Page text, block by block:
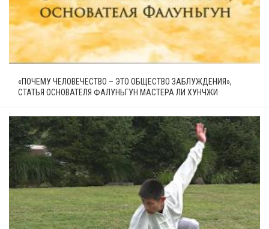
«ПОЧЕМУ ЧЕЛОВЕЧЕСТВО – ЭТО ОБЩЕСТВО ЗАБЛУЖДЕНИЯ»,
СТАТЬЯ ОСНОВАТЕЛЯ ФАЛУНЬГУН МАСТЕРА ЛИ ХУНЧЖИ